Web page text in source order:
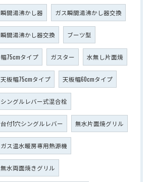
瞬間湯沸かし器 ガス瞬間湯沸かし器交換
瞬間湯沸かし器交換 ブーツ型
幅75cmタイプ ガスター 水無し片面焼
天板幅75cmタイプ 天板幅60cmタイプ
シングルレバー式混合栓
台付1穴シングルレバー 無水片面焼グリル
ガス温水暖房専用熱源機
無水両面焼きグリル